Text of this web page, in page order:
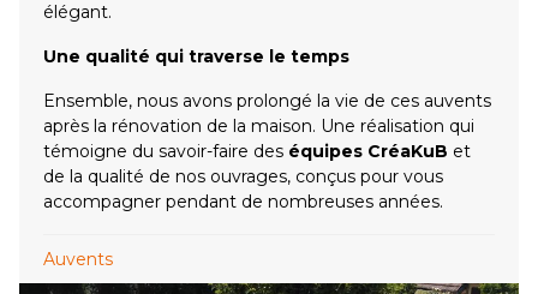
élégant.
Une qualité qui traverse le temps
Ensemble, nous avons prolongé la vie de ces auvents
après la rénovation de la maison. Une réalisation qui
témoigne du savoir-faire des équipes CréaKuB et
de la qualité de nos ouvrages, conçus pour vous
accompagner pendant de nombreuses années.
Auvents